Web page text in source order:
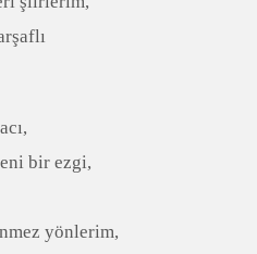
bir ezgi,
yönlerim,